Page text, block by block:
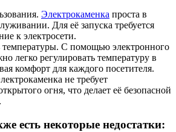
Электрокаменка проста в
Для её запуска требуется
к электросети.
температуры. С помощью электронного
легко регулировать температуру в
комфорт для каждого посетителя.
не требует
огня, что делает её безопасной
есть некоторые недостатки: